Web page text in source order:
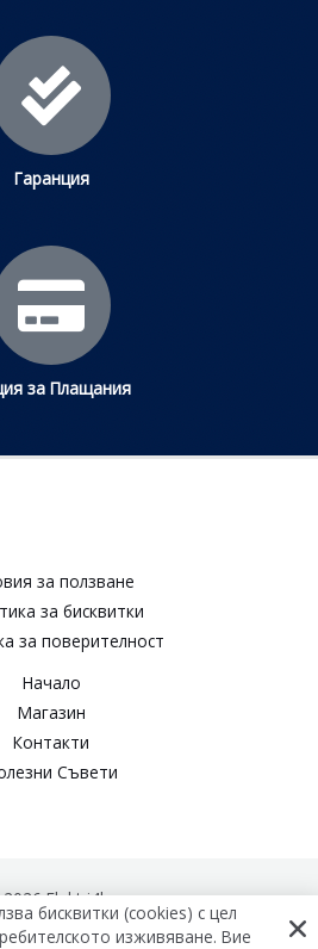
Гаранция
за Плащания
за ползване​
за бисквитки​
за поверителност​
Начало
Магазин
Контакти
Съвети
Elektri4ko
бисквитки (cookies) с цел
изживяване. Вие